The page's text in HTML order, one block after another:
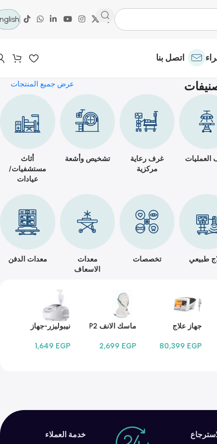
اتصل بنا
عرض جميع المنتجات
غرف رعاية
مركزية
تشخيص وأشعة
أثاث
مستشفيات/
عيادات
طبيعي تخصصات
معدات
الاسعاف
معدات الدفن
جهاز علاج
صوتية Sonora80,399 EGP
ماسك الانف P2
2,699 EGP
نيبوليزر-جهاز
FLO MIKO
1,649 EGP
خدمة العملاء